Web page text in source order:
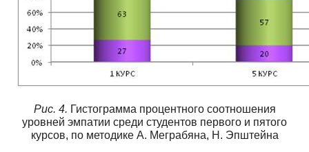
Рис. 4. Гистограмма процентного соотношения
уровней эмпатии среди студентов первого и пятого
курсов, по методике А. Меграбяна, Н. Эпштейна